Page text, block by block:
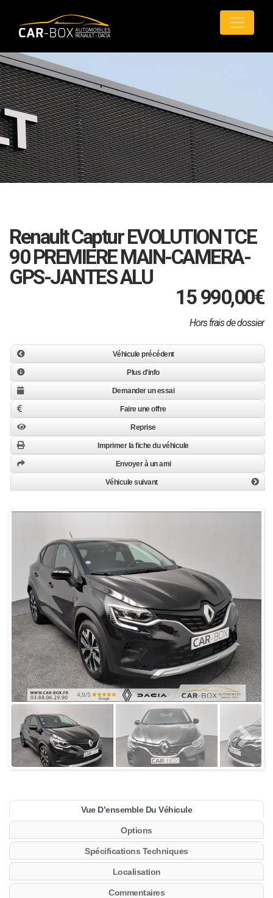
Renault Captur EVOLUTION TCE
90 PREMIERE MAIN-CAMERA-
GPS-JANTES ALU
15 990,00€
Hors frais de dossier
Véhicule précédent
Plus d'info
Demander un essai
Faire une offre
Reprise
Imprimer la fiche du véhicule
Envoyer à un ami
Véhicule suivant
Vue D’ensemble Du Véhicule
Options
Spécifications Techniques
Localisation
Commentaires